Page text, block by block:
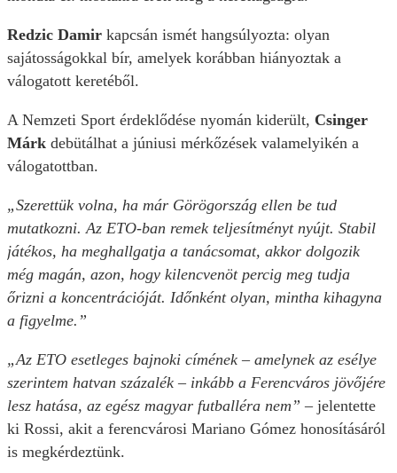
Redzic Damir kapcsán ismét hangsúlyozta: olyan
sajátosságokkal bír, amelyek korábban hiányoztak a
válogatott keretéből.
A Nemzeti Sport érdeklődése nyomán kiderült, Csinger
Márk debütálhat a júniusi mérkőzések valamelyikén a
válogatottban.
„Szerettük volna, ha már Görögország ellen be tud
mutatkozni. Az ETO-ban remek teljesítményt nyújt. Stabil
játékos, ha meghallgatja a tanácsomat, akkor dolgozik
még magán, azon, hogy kilencvenöt percig meg tudja
őrizni a koncentrációját. Időnként olyan, mintha kihagyna
a figyelme.”
„Az ETO esetleges bajnoki címének – amelynek az esélye
szerintem hatvan százalék – inkább a Ferencváros jövőjére
lesz hatása, az egész magyar futballéra nem” – jelentette
ki Rossi, akit a ferencvárosi Mariano Gómez honosításáról
is megkérdeztünk.